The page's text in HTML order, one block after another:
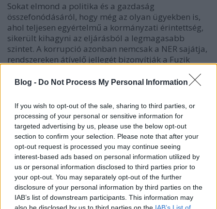
Blog - Do Not Process My Personal Information
If you wish to opt-out of the sale, sharing to third parties, or
processing of your personal or sensitive information for
targeted advertising by us, please use the below opt-out
section to confirm your selection. Please note that after your
opt-out request is processed you may continue seeing
interest-based ads based on personal information utilized by
us or personal information disclosed to third parties prior to
your opt-out. You may separately opt-out of the further
disclosure of your personal information by third parties on the
IAB’s list of downstream participants. This information may
also be disclosed by us to third parties on the IAB’s List of
Sokat elmond a politika és a gazdaság
összefonódásáról, hogy még az olyan ügyekben is,
ahol teljesen egyértelmű a kormányzati érintettség,
sikerült kihagyni az eljárásból a legmagasabb
szintet. A korrupció azonban nemcsak a NER sajátja,
rendszereken átívelő jellegét bizonyítják a Fuzik
informatikaiés az itt nem említett tanácsadói és
megrendelései). Ezek az ügyek eklatáns példái
annak, hogy sokszor nemcsak működési sémák
térnek vissza, hanem a konkrét szereplők is: ahogy a
444.hu egy cikke rávilágított, a korábban már
kompromittálódott személyek, cégek, sőt maguk az
ügyek is folytonosságot mutatnak a NER előtti
világgal, az ajtón kívülre tett szereplők
visszamásznak az ablakon. A legmagasabb szintekig
ezekben az ügyekben sem jutott el a vádemelés (ld. a
megrendelői oldalon Tarlós István vagy Kocsis Máté